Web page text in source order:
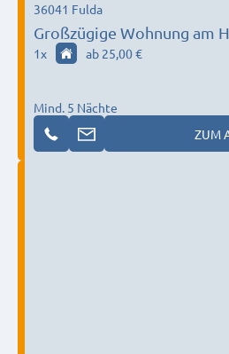
Großzügige Wohnung am
36041 Fulda
1x ab 25,00 €
Mind. 5 Nächte
ZUM